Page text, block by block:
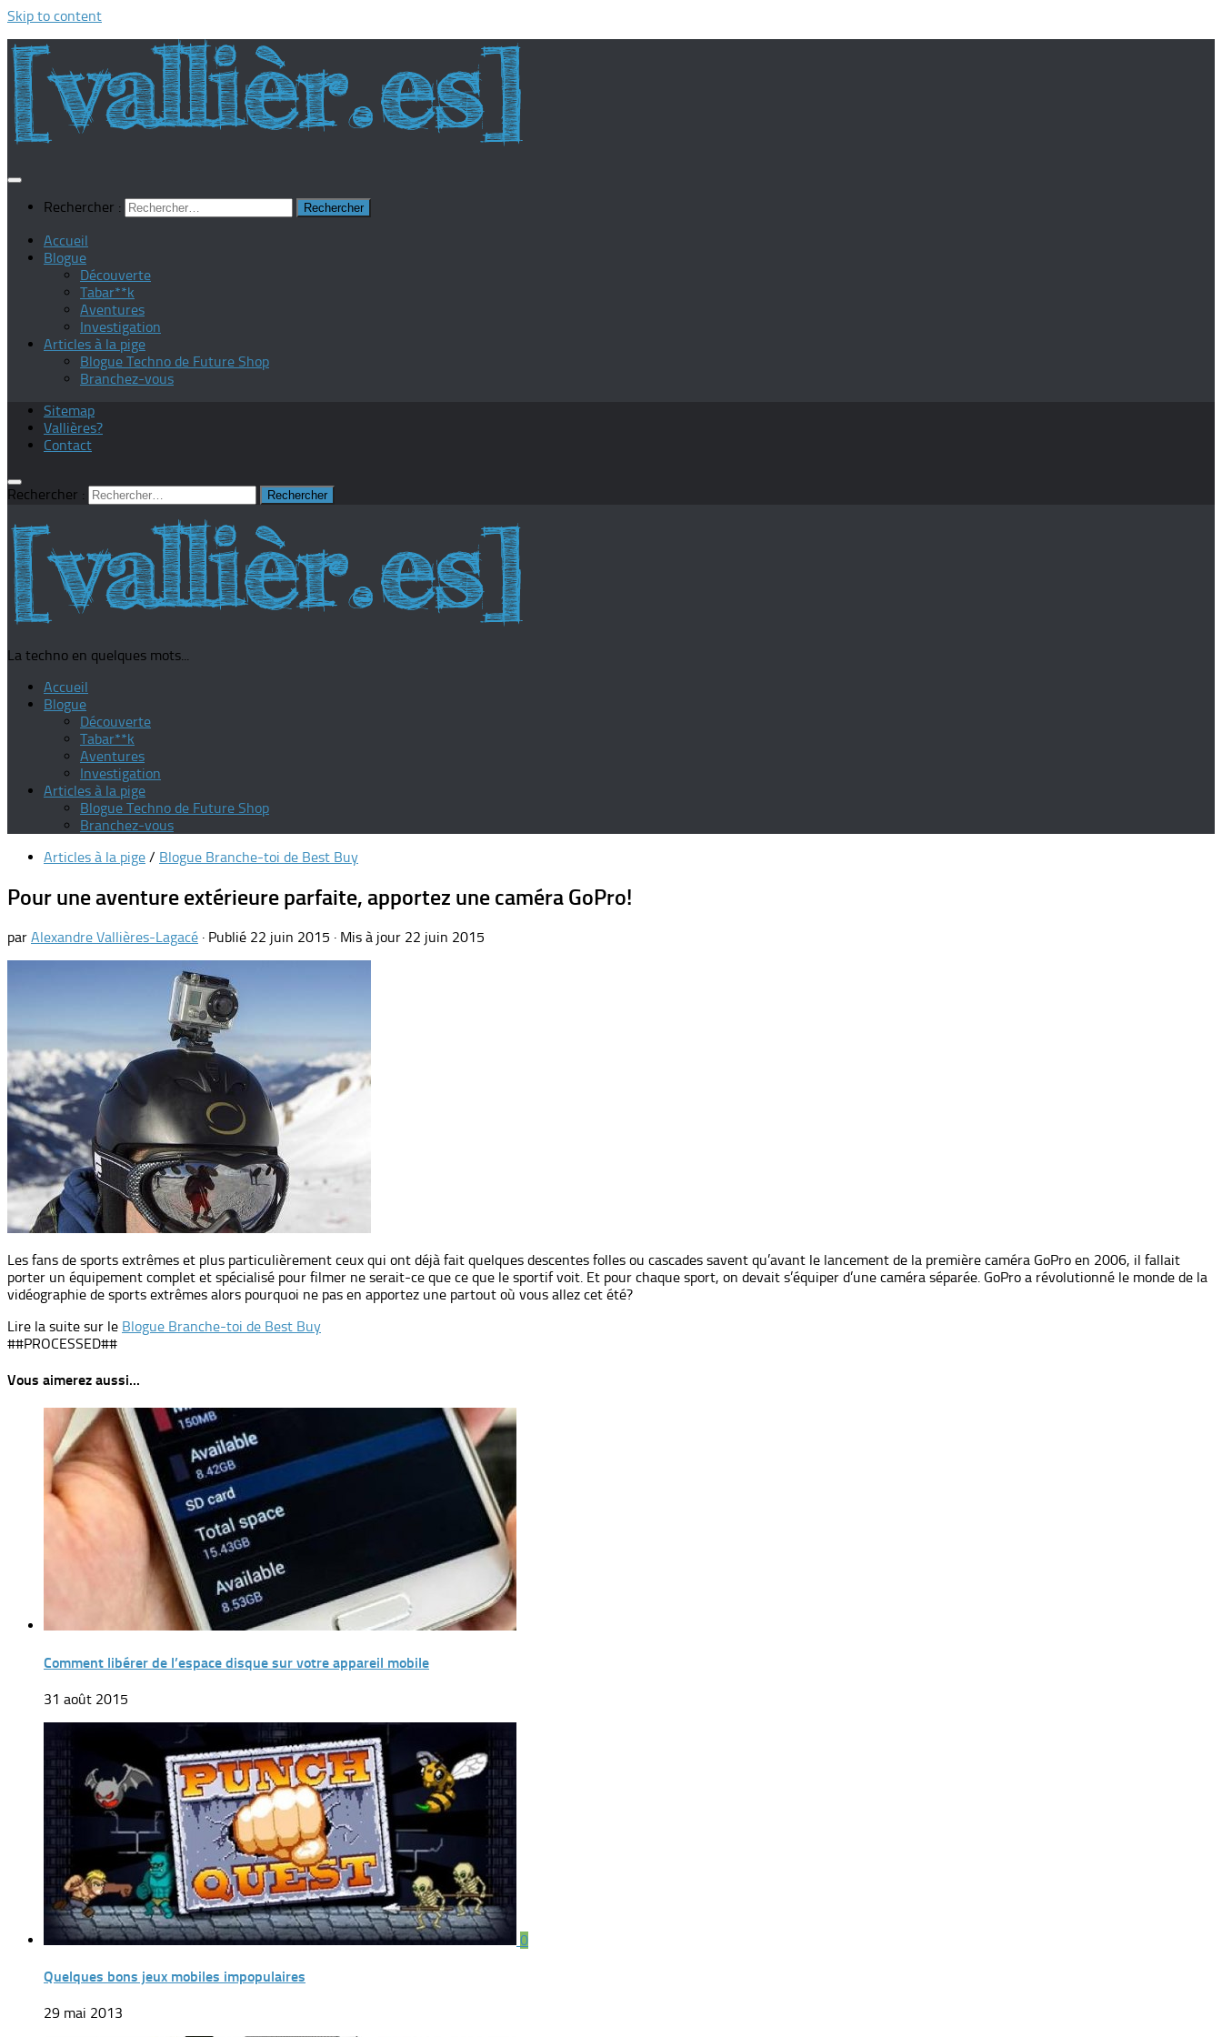
Skip to content
Rechercher :
Accueil
Blogue
Découverte
Tabar**k
Aventures
Investigation
Articles à la pige
Blogue Techno de Future Shop
Branchez-vous
Sitemap
Vallières?
Contact
Rechercher :
La techno en quelques mots...
Accueil
Blogue
Découverte
Tabar**k
Aventures
Investigation
Articles à la pige
Blogue Techno de Future Shop
Branchez-vous
Articles à la pige / Blogue Branche-toi de Best Buy
Pour une aventure extérieure parfaite, apportez une caméra GoPro!
par Alexandre Vallières-Lagacé · Publié 22 juin 2015 · Mis à jour 22 juin 2015
Les fans de sports extrêmes et plus particulièrement ceux qui ont déjà fait quelques descentes folles ou cascades savent qu’avant le lancement de la première caméra GoPro en 2006, il fallait
porter un équipement complet et spécialisé pour filmer ne serait-ce que ce que le sportif voit. Et pour chaque sport, on devait s’équiper d’une caméra séparée. GoPro a révolutionné le monde de la
vidéographie de sports extrêmes alors pourquoi ne pas en apportez une partout où vous allez cet été?
Lire la suite sur le Blogue Branche-toi de Best Buy
##PROCESSED##
Vous aimerez aussi...
Comment libérer de l’espace disque sur votre appareil mobile
31 août 2015
0
Quelques bons jeux mobiles impopulaires
29 mai 2013